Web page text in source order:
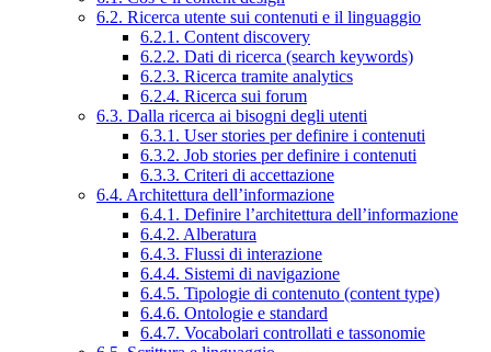
6.2. Ricerca utente sui contenuti e il linguaggio
6.2.1. Content discovery
6.2.2. Dati di ricerca (search keywords)
6.2.3. Ricerca tramite analytics
6.2.4. Ricerca sui forum
6.3. Dalla ricerca ai bisogni degli utenti
6.3.1. User stories per definire i contenuti
6.3.2. Job stories per definire i contenuti
6.3.3. Criteri di accettazione
6.4. Architettura dell’informazione
6.4.1. Definire l’architettura dell’informazione
6.4.2. Alberatura
6.4.3. Flussi di interazione
6.4.4. Sistemi di navigazione
6.4.5. Tipologie di contenuto (content type)
6.4.6. Ontologie e standard
6.4.7. Vocabolari controllati e tassonomie